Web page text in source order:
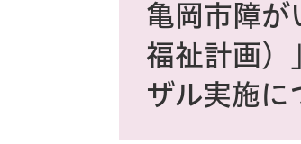
亀岡市障が
福祉計画）
ザル実施